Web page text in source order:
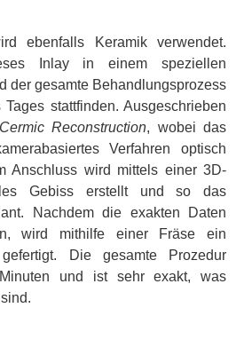
ebenfalls Keramik verwendet.
Inlay in einem speziellen
der gesamte Behandlungsprozess
stattfinden. Ausgeschrieben
Cermic Reconstruction, wobei das
Verfahren optisch
Anschluss wird mittels einer 3D-
Gebiss erstellt und so das
Nachdem die exakten Daten
wird mithilfe einer Fräse ein
Die gesamte Prozedur
und ist sehr exakt, was